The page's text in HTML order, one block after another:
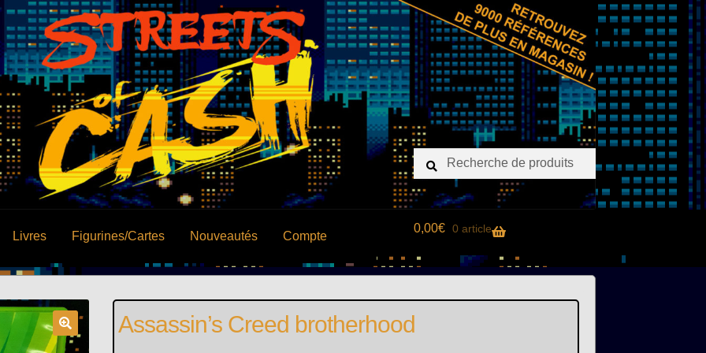
Recherche
pour :
Recherche
Livres Figurines/Cartes Nouveautés Compte
0,00€ 0 article
Assassin’s Creed brotherhood